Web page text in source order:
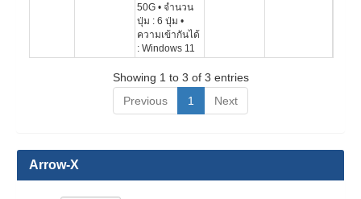
50G • จำนวน
ปุ่ม : 6 ปุ่ม •
ความเข้ากันได้
: Windows 11
Showing 1 to 3 of 3 entries
Previous
1 Next
Arrow-X